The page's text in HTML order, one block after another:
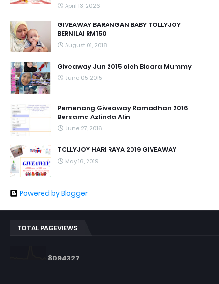
April 13, 2026
GIVEAWAY BARANGAN BABY TOLLYJOY
BERNILAI RM150
August 01, 2018
Giveaway Jun 2015 oleh Bicara Mummy
June 05, 2015
Pemenang Giveaway Ramadhan 2016
Bersama Azlinda Alin
June 27, 2016
TOLLYJOY HARI RAYA 2019 GIVEAWAY
May 16, 2019
Powered by Blogger
TOTAL PAGEVIEWS
8094327